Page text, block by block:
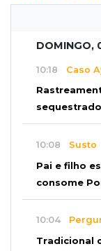
DOMINGO,
10:18 Caso
10:08 Susto
Pai e filho
consome
10:04
Tradicional